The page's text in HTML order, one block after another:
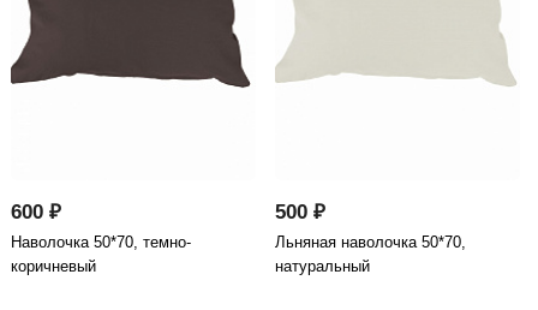
600 ₽
Наволочка 50*70, темно-
коричневый
500 ₽
Льняная наволочка 50*70,
натуральный